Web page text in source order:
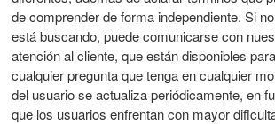
de comprender de forma independiente. Si
está buscando, puede comunicarse con
atención al cliente, que están disponibles
cualquier pregunta que tenga en cualquier
del usuario se actualiza periódicamente, en
que los usuarios enfrentan con mayor